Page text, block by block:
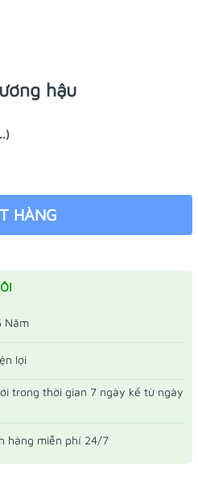
hậu
HÀNG
Năm
lợi
trong thời gian 7 ngày kể từ ngày
hàng miễn phí 24/7